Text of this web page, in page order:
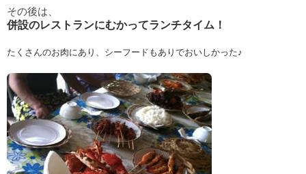
その後は、
併設のレストランにむかってランチタイム！
たくさんのお肉にあり、シーフードもありでおいしかった♪